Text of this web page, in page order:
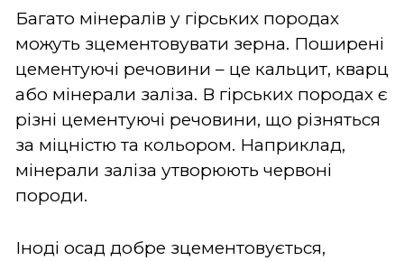
Багато мінералів у гірських породах
можуть зцементовувати зерна. Поширені
цементуючі речовини – це кальцит, кварц
або мінерали заліза. В гірських породах є
різні цементуючі речовини, що різняться
за міцністю та кольором. Наприклад,
мінерали заліза утворюють червоні
породи.
Іноді осад добре зцементовується,